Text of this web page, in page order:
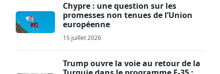
Chypre : une question sur les
promesses non tenues de l’Union
européenne
15 juillet 2026
Trump ouvre la voie au retour de la